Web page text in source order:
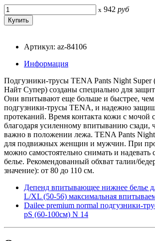
x 942 руб
Артикул: az-84106
Информация
Подгузники-трусы TENA Pants Night
Найт Супер) созданы специально для
Они впитывают еще больше и быстрее, чем
подгузники-трусы TENA, и надежно
протеканий. Время контакта кожи с мочой
благодаря усиленному впитыванию сзади,
важно в положении лежа. TENA Pants Night
для подвижных женщин и мужчин. При
можно самостоятельно снимать и надевать
белье. Рекомендованный обхват талии/
значение): от 80 до 110 см.
Депенд впитывающее нижнее белье
L/XL (50-56) максимальная
Dailee premium normal подгузники-
рS (60-100см) N 14